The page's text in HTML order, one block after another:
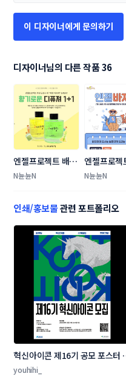
이 디자이너에게 문의하기
디자이너님의 다른 작품 36
엔젤프로젝트 배너
디자인
N뉸뉸N
엔젤프로젝
디자인
N뉸뉸N
인쇄/홍보물관련 포트폴리오
혁신아이콘 제16기 공모 포스터
자인 콘테스트
youhihi_